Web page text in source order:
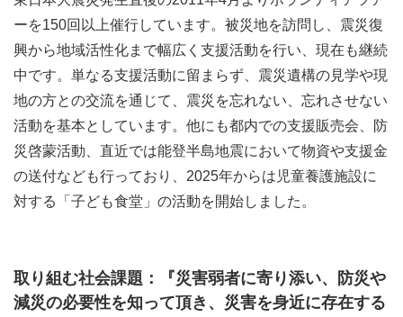
ーを150回以上催行しています。被災地を訪問し、震災復
興から地域活性化まで幅広く支援活動を行い、現在も継続
中です。単なる支援活動に留まらず、震災遺構の見学や現
地の方との交流を通じて、震災を忘れない、忘れさせない
活動を基本としています。他にも都内での支援販売会、防
災啓蒙活動、直近では能登半島地震において物資や支援金
の送付なども行っており、2025年からは児童養護施設に
対する「子ども食堂」の活動を開始しました。
取り組む社会課題：『災害弱者に寄り添い、防災や
減災の必要性を知って頂き、災害を身近に存在する